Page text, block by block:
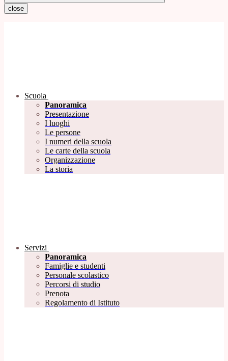
close
Scuola
Panoramica
Presentazione
I luoghi
Le persone
I numeri della scuola
Le carte della scuola
Organizzazione
La storia
Servizi
Panoramica
Famiglie e studenti
Personale scolastico
Percorsi di studio
Prenota
Regolamento di Istituto